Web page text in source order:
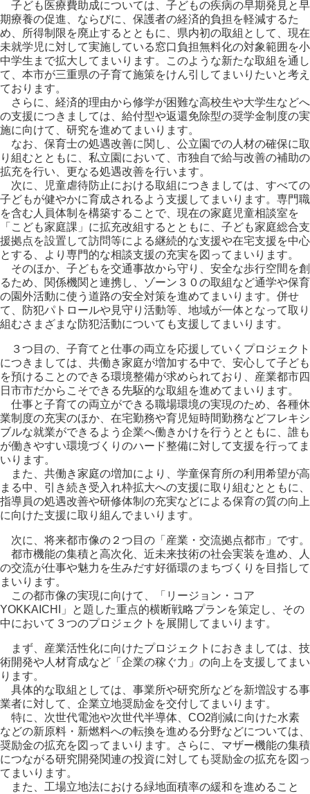
子ども医療費助成については、子どもの疾病の早期発見と早
期療養の促進、ならびに、保護者の経済的負担を軽減するた
め、所得制限を廃止するとともに、県内初の取組として、現在
未就学児に対して実施している窓口負担無料化の対象範囲を小
中学生まで拡大してまいります。このような新たな取組を通し
て、本市が三重県の子育て施策をけん引してまいりたいと考え
ております。
さらに、経済的理由から修学が困難な高校生や大学生などへ
の支援につきましては、給付型や返還免除型の奨学金制度の実
施に向けて、研究を進めてまいります。
なお、保育士の処遇改善に関し、公立園での人材の確保に取
り組むとともに、私立園において、市独自で給与改善の補助の
拡充を行い、更なる処遇改善を行います。
次に、児童虐待防止における取組につきましては、すべての
子どもが健やかに育成されるよう支援してまいります。専門職
を含む人員体制を構築することで、現在の家庭児童相談室を
「こども家庭課」に拡充改組するとともに、子ども家庭総合支
援拠点を設置して訪問等による継続的な支援や在宅支援を中心
とする、より専門的な相談支援の充実を図ってまいります。
そのほか、子どもを交通事故から守り、安全な歩行空間を創
るため、関係機関と連携し、ゾーン３０の取組など通学や保育
の園外活動に使う道路の安全対策を進めてまいります。併せ
て、防犯パトロールや見守り活動等、地域が一体となって取り
組むさまざまな防犯活動についても支援してまいります。
３つ目の、子育てと仕事の両立を応援していくプロジェクト
につきましては、共働き家庭が増加する中で、安心して子ども
を預けることのできる環境整備が求められており、産業都市四
日市市だからこそできる先駆的な取組を進めてまいります。
仕事と子育ての両立ができる職場環境の実現のため、各種休
業制度の充実のほか、在宅勤務や育児短時間勤務などフレキシ
ブルな就業ができるよう企業へ働きかけを行うとともに、誰も
が働きやすい環境づくりのハード整備に対して支援を行ってま
いります。
また、共働き家庭の増加により、学童保育所の利用希望が高
まる中、引き続き受入れ枠拡大への支援に取り組むとともに、
指導員の処遇改善や研修体制の充実などによる保育の質の向上
に向けた支援に取り組んでまいります。
次に、将来都市像の２つ目の「産業・交流拠点都市」です。
都市機能の集積と高次化、近未来技術の社会実装を進め、人
の交流が仕事や魅力を生みだす好循環のまちづくりを目指して
まいります。
この都市像の実現に向けて、「リージョン・コア
YOKKAICHI」と題した重点的横断戦略プランを策定し、その
中において３つのプロジェクトを展開してまいります。
まず、産業活性化に向けたプロジェクトにおきましては、技
術開発や人材育成など「企業の稼ぐ力」の向上を支援してまい
ります。
具体的な取組としては、事業所や研究所などを新増設する事
業者に対して、企業立地奨励金を交付してまいります。
特に、次世代電池や次世代半導体、CO2削減に向けた水素
などの新原料・新燃料への転換を進める分野などについては、
奨励金の拡充を図ってまいります。さらに、マザー機能の集積
につながる研究開発関連の投資に対しても奨励金の拡充を図っ
てまいります。
また、工場立地法における緑地面積率の緩和を進めること